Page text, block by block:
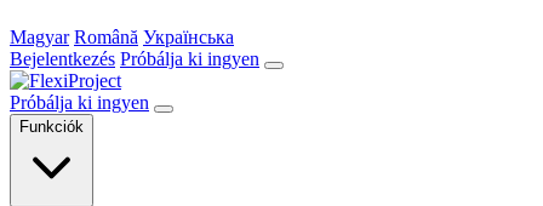
Magyar Română Українська
Bejelentkezés Próbálja ki ingyen
Próbálja ki ingyen
Funkciók